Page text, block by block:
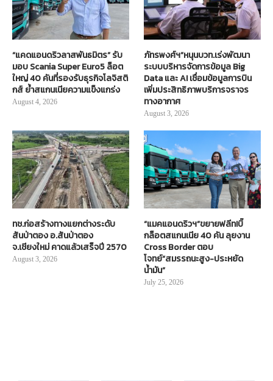
“แคดแอนดริวลาสพันธมิตร” รับ
มอบ Scania Super Euro5 ล็อต
ใหญ่ 40 คันที่รองรับธุรกิจโลจิสติ
กส์ ย้ำสแกนเนียความแข็งแกร่ง
August 4, 2026
ภัทรพงศ์ฯ”หนุนบวท.เร่งพัฒนา
ระบบบริหารจัดการข้อมูล Big
Data และ AI เชื่อมข้อมูลการบิน
เพิ่มประสิทธิภาพบริการจราจร
ทางอากาศ
August 3, 2026
ทช.ก่อสร้างทางแยกต่างระดับ
สันป่าตอง อ.สันป่าตอง
จ.เชียงใหม่ คาดแล้วเสร็จปี 2570
August 3, 2026
“แมคแอนดริวฯ”ขยายฟลีท!บิ๊
กล็อตสแกนเนีย 40 คัน ลุยงาน
Cross Border ตอบ
โจทย์“สมรรถนะสูง-ประหยัด
น้ำมัน”
July 25, 2026